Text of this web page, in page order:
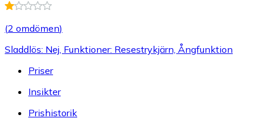
(2 omdömen)
Sladdlös: Nej, Funktioner: Resestrykjärn, Ångfunktion
Priser
Insikter
Prishistorik